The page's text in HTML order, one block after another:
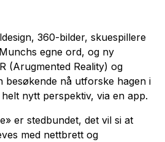
360-bilder, skuespillere
egne ord, og ny
(Arugmented Reality) og
besøkende nå utforske hagen i
nytt perspektiv, via en app.
er stedbundet, det vil si at
med nettbrett og